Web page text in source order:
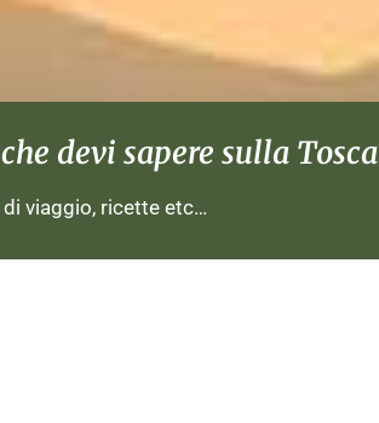
devi sapere sulla
viaggio, ricette etc…